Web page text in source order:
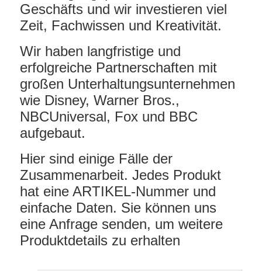
Geschäfts und wir investieren viel
Zeit, Fachwissen und Kreativität.
Wir haben langfristige und
erfolgreiche Partnerschaften mit
großen Unterhaltungsunternehmen
wie Disney, Warner Bros.,
NBCUniversal, Fox und BBC
aufgebaut.
Hier sind einige Fälle der
Zusammenarbeit. Jedes Produkt
hat eine ARTIKEL-Nummer und
einfache Daten. Sie können uns
eine Anfrage senden, um weitere
Produktdetails zu erhalten